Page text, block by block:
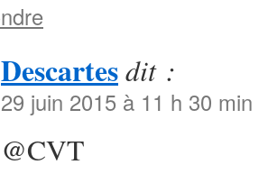
Descartesdit :
29 juin 2015 à 11 h 30 min
@CVT